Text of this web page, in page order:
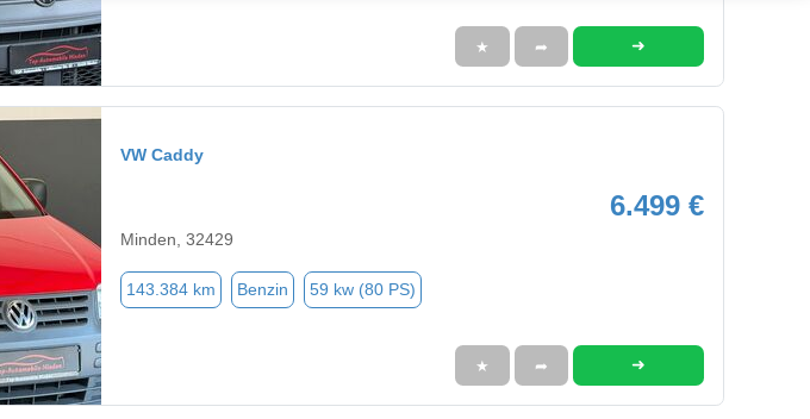
★ ➦ ➜
VW Caddy
6.499 €
Minden, 32429
143.384 km Benzin 59 kw (80 PS)
★ ➦ ➜